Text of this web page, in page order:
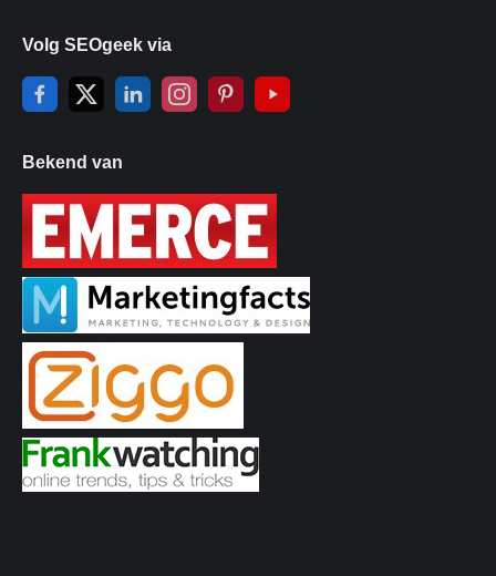
Volg SEOgeek via
Bekend van